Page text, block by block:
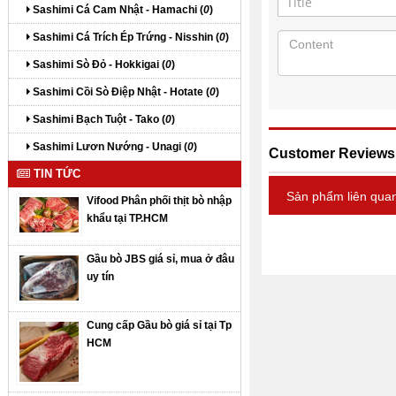
Customer Reviews
Sản phẩm liên
Sashimi Cá Cam Nhật - Hamachi (0)
Sashimi Cá Trích Ép Trứng - Nisshin (0)
Sashimi Sò Đỏ - Hokkigai (0)
Sashimi Cồi Sò Điệp Nhật - Hotate (0)
Sashimi Bạch Tuột - Tako (0)
Sashimi Lươn Nướng - Unagi (0)
TIN TỨC
Vifood Phân phối thịt bò nhập
khẩu tại TP.HCM
Gầu bò JBS giá sỉ, mua ở đâu
uy tín
Cung cấp Gầu bò giá sỉ tại Tp
HCM